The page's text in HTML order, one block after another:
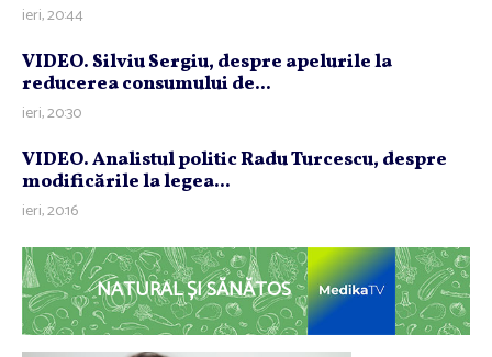
ieri, 20:44
VIDEO. Silviu Sergiu, despre apelurile la
reducerea consumului de...
ieri, 20:30
VIDEO. Analistul politic Radu Turcescu, despre
modificările la legea...
ieri, 20:16
NATURAL ȘI SĂNĂTOS